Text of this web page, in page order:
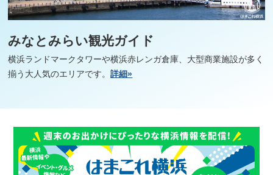
みなとみらい観光ガイド
横浜ランドマークタワーや横浜赤レンガ倉庫、大型商業施設が多く
揃う大人気のエリアです。詳細»